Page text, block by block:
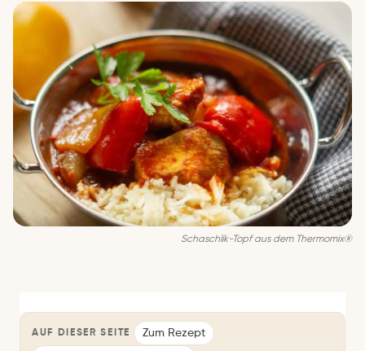
Schaschlik-Topf aus dem Thermomix®
AUF DIESER SEITE Zum Rezept